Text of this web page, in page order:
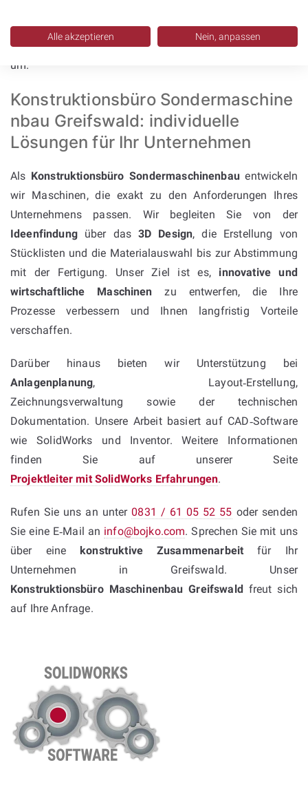
bestehende Maschinen neuen Anforderungen angepasst
werden, setzen wir die Änderungen schnell und präzise
um.
Konstruktionsbüro Sondermaschine
nbau Greifswald: individuelle
Lösungen für Ihr Unternehmen
Als Konstruktionsbüro Sondermaschinenbauentwickeln
wir Maschinen, die exakt zu den Anforderungen Ihres
Unternehmens passen. Wir begleiten Sie von der
Ideenfindungüber das3D Design, die Erstellung von
Stücklisten und die Materialauswahl bis zur Abstimmung
mit der Fertigung. Unser Ziel ist es, innovative und
wirtschaftliche Maschinen zu entwerfen, die Ihre
Prozesse verbessern und Ihnen langfristig Vorteile
verschaffen.
Darüber hinaus bieten wir Unterstützung bei
Anlagenplanung, Layout‑Erstellung,
Zeichnungsverwaltung sowie der technischen
Dokumentation. Unsere Arbeit basiert auf CAD‑Software
wie SolidWorks und Inventor. Weitere Informationen
finden Sie auf unserer Seite
Projektleiter mit SolidWorks Erfahrungen.
Rufen Sie uns an unter0831 / 61 05 52 55 oder senden
Sie eine E‑Mail an info@bojko.com. Sprechen Sie mit uns
über eine
konstruktive Zusammenarbeit für Ihr
Unternehmen in Greifswald. Unser
Konstruktionsbüro Maschinenbau Greifswald freut sich
auf Ihre Anfrage.
Alle akzeptieren Nein, anpassen